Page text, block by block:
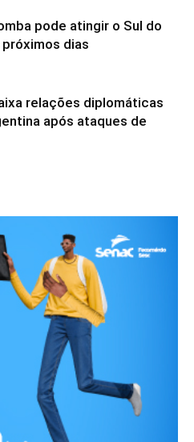
pode atingir o Sul do
dias
relações diplomáticas
após ataques de